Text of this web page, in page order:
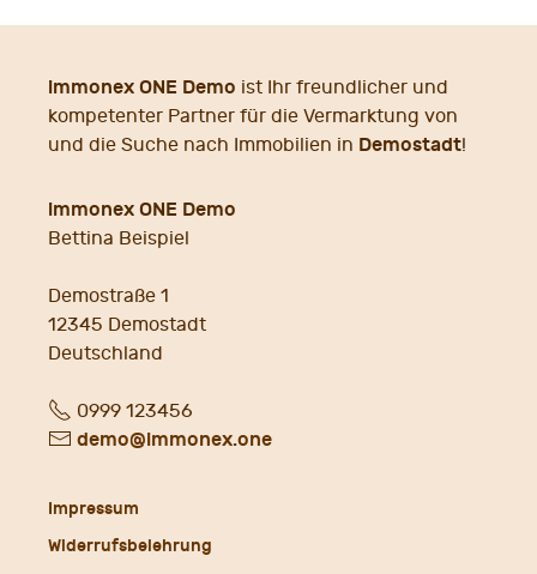
immonex ONE Demo ist Ihr freundlicher und
kompetenter Partner für die Vermarktung von
und die Suche nach Immobilien in Demostadt!
immonex ONE Demo
Bettina Beispiel
Demostraße 1
12345 Demostadt
Deutschland
Fon0999 123456
E- demo@immonex.one
Impressum
Widerrufsbelehrung